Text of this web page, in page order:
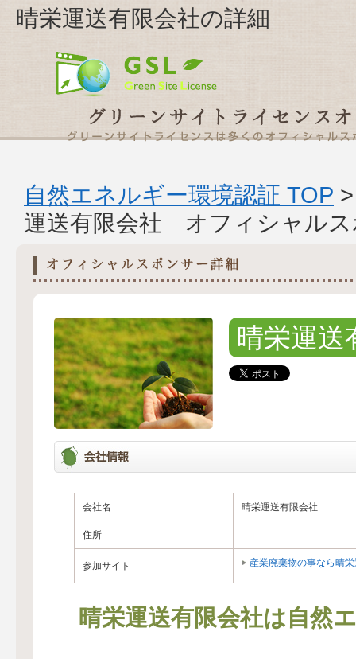
晴栄運送有限会社の詳細
自然エネルギー環境認証 TOP
運送有限会社 オフィシャルス
晴栄運送
会社名 晴栄運送有限会社
住所
参加サイト 産業廃棄物の事なら晴
晴栄運送有限会社は自然